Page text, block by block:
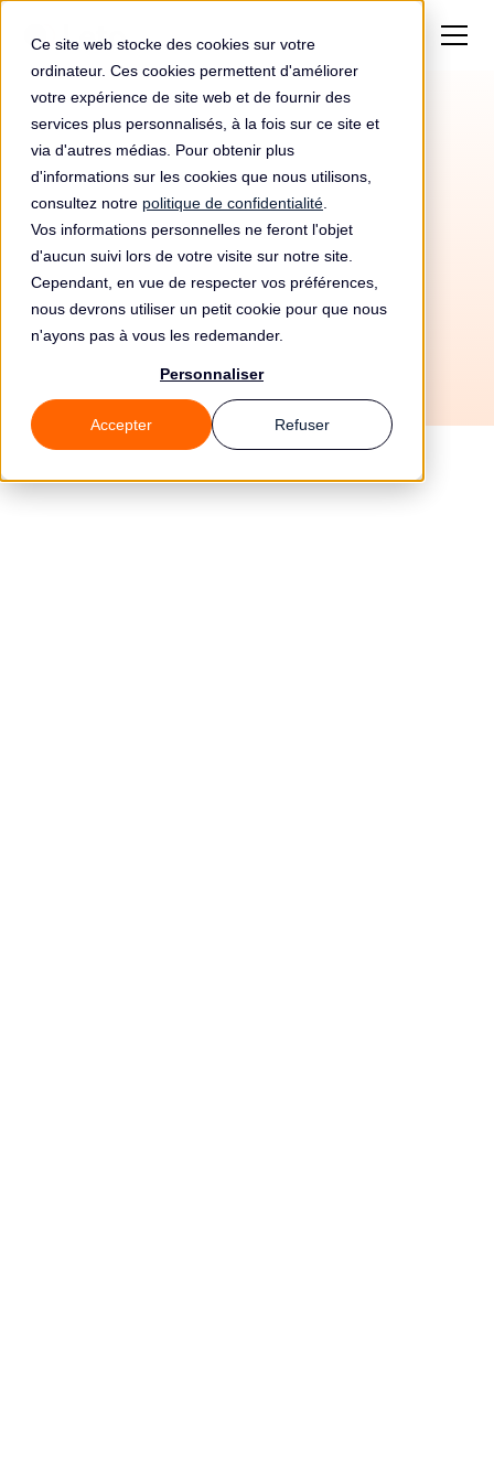
Ce site web stocke des cookies sur votre
ordinateur. Ces cookies permettent d'améliorer
votre expérience de site web et de fournir des
services plus personnalisés, à la fois sur ce site et
via d'autres médias. Pour obtenir plus
d'informations sur les cookies que nous utilisons,
consultez notre politique de confidentialité
Vos informations personnelles ne feront l'objet
d'aucun suivi lors de votre visite sur notre site.
Cependant, en vue de respecter vos préférences,
nous devrons utiliser un petit cookie pour que nous
n'ayons pas à vous les redemander.
Personnaliser
Accepter Refuser
30/6/2026
Tous les guides
📚 Notions de base